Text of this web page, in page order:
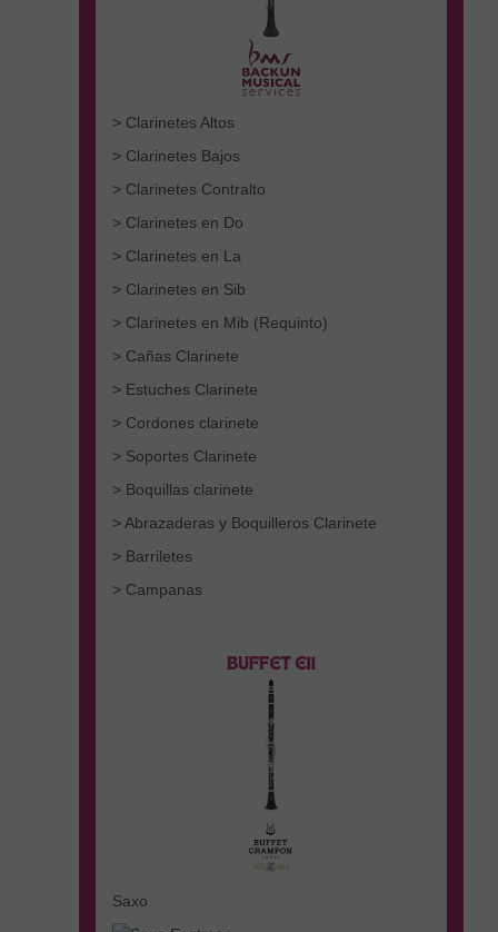
> Clarinetes Altos
> Clarinetes Bajos
> Clarinetes Contralto
> Clarinetes en Do
> Clarinetes en La
> Clarinetes en Sib
> Clarinetes en Mib (Requinto)
> Cañas Clarinete
> Estuches Clarinete
> Cordones clarinete
> Soportes Clarinete
> Boquillas clarinete
> Abrazaderas y Boquilleros Clarinete
> Barriletes
> Campanas
Saxo